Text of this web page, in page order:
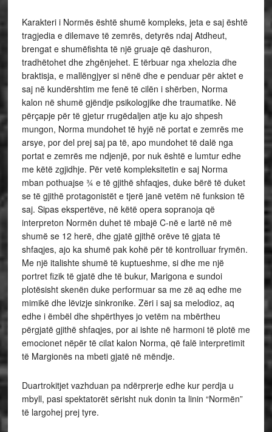
Karakteri i Normës është shumë kompleks, jeta e saj është
tragjedia e dilemave të zemrës, detyrës ndaj Atdheut,
brengat e shumëfishta të një gruaje që dashuron,
tradhëtohet dhe zhgënjehet. E tërbuar nga xhelozia dhe
braktisja, e mallëngjyer si nënë dhe e penduar për aktet e
saj në kundërshtim me fenë të cilën i shërben, Norma
kalon në shumë gjëndje psikologjike dhe traumatike. Në
përçapje për të gjetur rrugëdaljen atje ku ajo shpesh
mungon, Norma mundohet të hyjë në portat e zemrës me
arsye, por del prej saj pa të, apo mundohet të dalë nga
portat e zemrës me ndjenjë, por nuk është e lumtur edhe
me këtë zgjidhje. Për vetë kompleksitetin e saj Norma
mban pothuajse ¾ e të gjithë shfaqjes, duke bërë të duket
se të gjithë protagonistët e tjerë janë vetëm në funksion të
saj. Sipas ekspertëve, në këtë opera sopranoja që
interpreton Normën duhet të mbajë C-në e lartë në më
shumë se 12 herë, dhe gjatë gjithë orëve të gjata të
shfaqjes, ajo ka shumë pak kohë për të kontrolluar frymën.
Me një italishte shumë të kuptueshme, si dhe me një
portret fizik të gjatë dhe të bukur, Marigona e sundoi
plotësisht skenën duke performuar sa me zë aq edhe me
mimikë dhe lëvizje sinkronike. Zëri i saj sa melodioz, aq
edhe i ëmbël dhe shpërthyes jo vetëm na mbërtheu
përgjatë gjithë shfaqjes, por ai ishte në harmoni të plotë me
emocionet nëpër të cilat kalon Norma, që falë interpretimit
të Margionës na mbeti gjatë në mëndje.
Duartrokitjet vazhduan pa ndërprerje edhe kur perdja u
mbyll, pasi spektatorët sërisht nuk donin ta linin “Normën”
të largohej prej tyre.